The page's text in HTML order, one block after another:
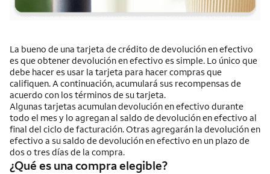
La bueno de una tarjeta de crédito de devolución en efectivo
es que obtener devolución en efectivo es simple. Lo único que
debe hacer es usar la tarjeta para hacer compras que
califiquen. A continuación, acumulará sus recompensas de
acuerdo con los términos de su tarjeta.
Algunas tarjetas acumulan devolución en efectivo durante
todo el mes y lo agregan al saldo de devolución en efectivo al
final del ciclo de facturación. Otras agregarán la devolución en
efectivo a su saldo de devolución en efectivo en un plazo de
dos o tres días de la compra.
¿Qué es una compra elegible?